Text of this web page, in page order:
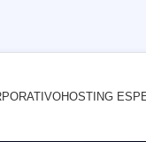
HOSTING